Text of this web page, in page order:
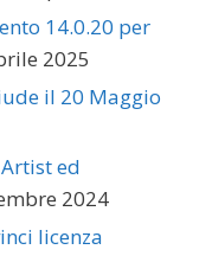
14.0.20 per
2025
il 20 Maggio
ed
2024
licenza